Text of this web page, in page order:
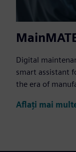
Digital
smart assistant
the era of
Aflați mai